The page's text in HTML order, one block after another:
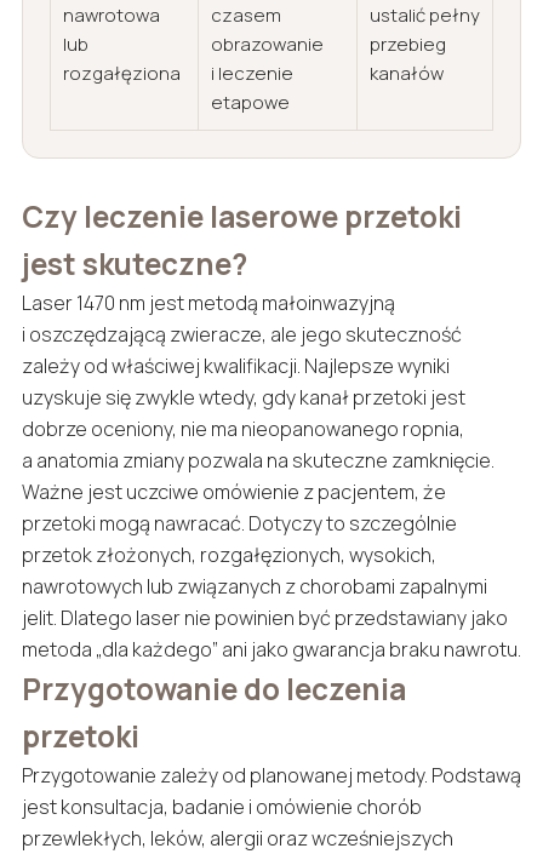
nawrotowa
lub
rozgałęziona
czasem
obrazowanie
i leczenie
etapowe
ustalić pełny
przebieg
kanałów
Czy leczenie laserowe przetoki
jest skuteczne?
Laser 1470 nm jest metodą małoinwazyjną
i oszczędzającą zwieracze, ale jego skuteczność
zależy od właściwej kwalifikacji. Najlepsze wyniki
uzyskuje się zwykle wtedy, gdy kanał przetoki jest
dobrze oceniony, nie ma nieopanowanego ropnia,
a anatomia zmiany pozwala na skuteczne zamknięcie.
Ważne jest uczciwe omówienie z pacjentem, że
przetoki mogą nawracać. Dotyczy to szczególnie
przetok złożonych, rozgałęzionych, wysokich,
nawrotowych lub związanych z chorobami zapalnymi
jelit. Dlatego laser nie powinien być przedstawiany jako
metoda „dla każdego” ani jako gwarancja braku nawrotu.
Przygotowanie do leczenia
przetoki
Przygotowanie zależy od planowanej metody. Podstawą
jest konsultacja, badanie i omówienie chorób
przewlekłych, leków, alergii oraz wcześniejszych